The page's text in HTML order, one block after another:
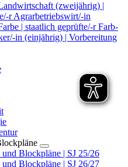
(zweijährig) |
r Agrarbetriebswirt/-in
| staatlich geprüfte/-r Farb-
in (einjährig) | Vorbereitung
Blockpläne | SJ 25/26
Blockpläne | SJ 26/27